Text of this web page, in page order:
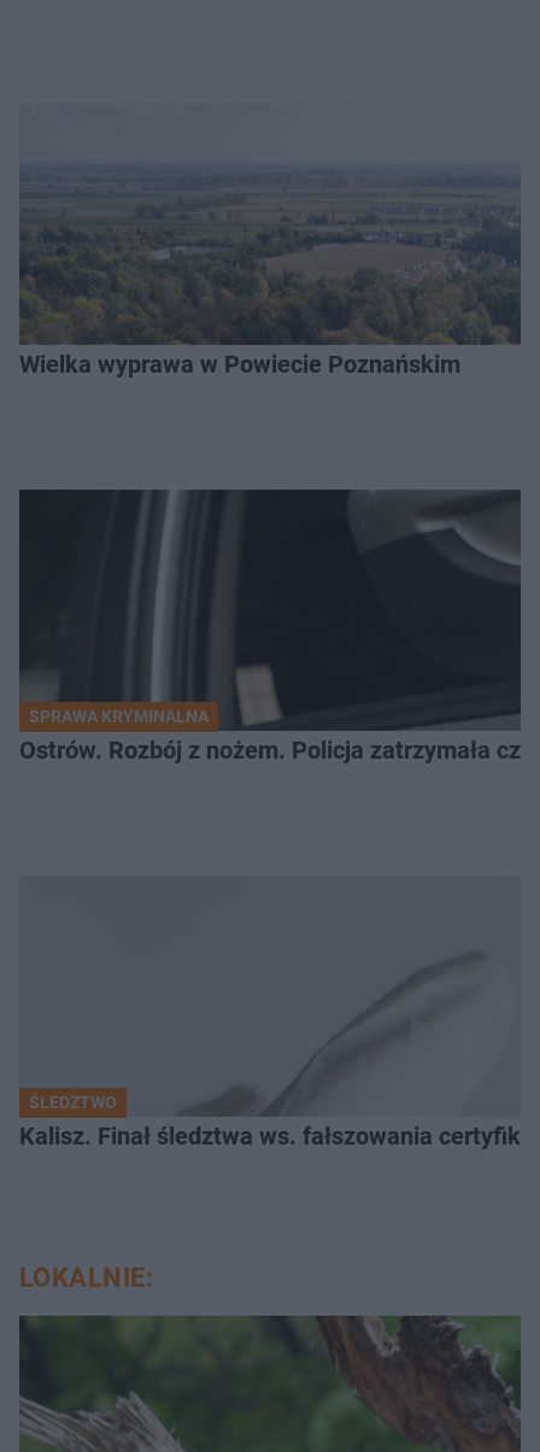
Wielka wyprawa w Powiecie Poznańskim
SPRAWA KRYMINALNA
Ostrów. Rozbój z nożem. Policja zatrzymała
ŚLEDZTWO
Kalisz. Finał śledztwa ws. fałszowania
LOKALNIE: